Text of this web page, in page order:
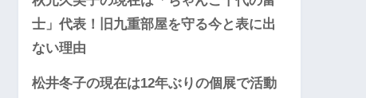
士」代表！旧九重部屋を守る今と表に出
ない理由
松井冬子の現在は12年ぶりの個展で活動